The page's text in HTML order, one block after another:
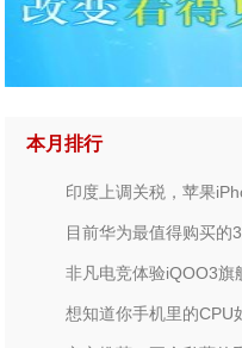
本月排行
印度上调关税，苹果
目前华为最值得购买的
非凡电竞体验iQOO3旗
想知道你手机里的CPU